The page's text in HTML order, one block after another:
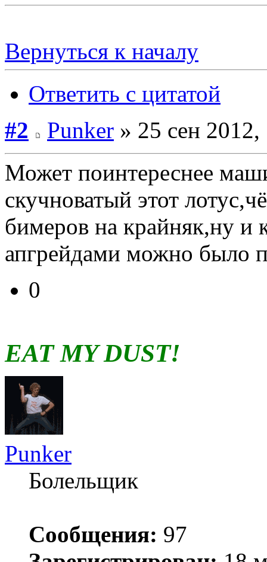
Вернуться к началу
Ответить с цитатой
#2
Punker » 25 сен
Может поинтереснее
скучноватый этот
бимеров на крайняк,ну и
апгрейдами можно было
0
EAT MY DUST!
Punker
Болельщик
Сообщения: 97